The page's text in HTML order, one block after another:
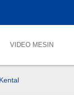
VIDEO MESIN